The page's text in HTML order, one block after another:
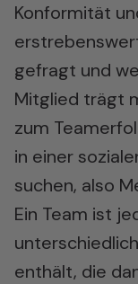
Konformität
gefragt und
Mitglied trägt
zum
in einer
suchen, also
Ein Team ist
enthält, die